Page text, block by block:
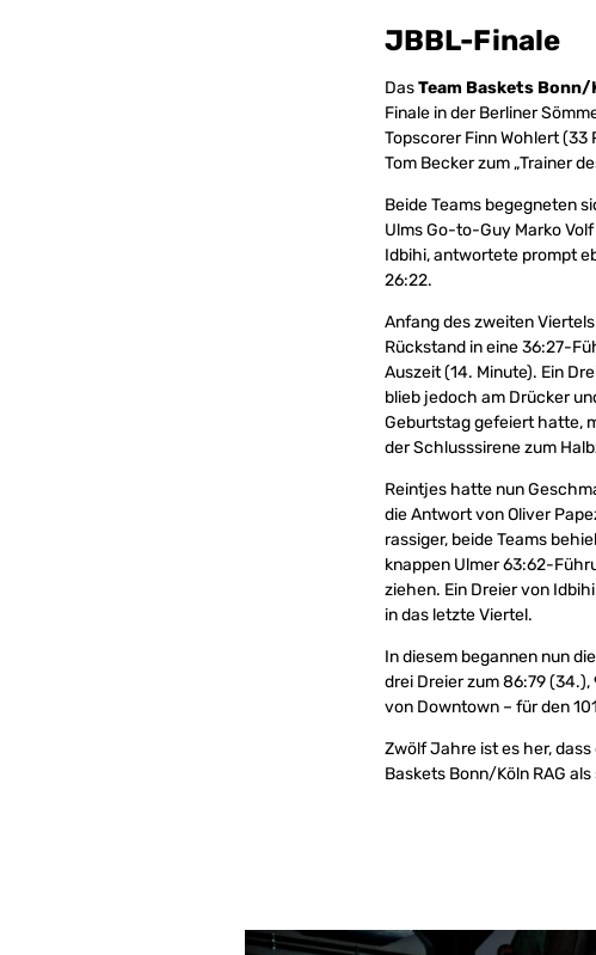
JBBL-Finale
DasTeam Baskets Bonn/
Finale in der Berliner
Topscorer Finn Wohlert (33
Tom Becker zum „Trainer
Beide Teams begegneten
Ulms Go-to-Guy Marko
Idbihi, antwortete prompt
26:22.
Anfang des zweiten
Rückstand in eine 36:27-
Auszeit (14. Minute). Ein
blieb jedoch am Drücker
Geburtstag gefeiert hatte,
der Schlusssirene zum
Reintjes hatte nun
die Antwort von Oliver
rassiger, beide Teams
knappen Ulmer 63:62-
ziehen. Ein Dreier von
in das letzte Viertel.
In diesem begannen nun
drei Dreier zum 86:79
von Downtown – für den
Zwölf Jahre ist es her,
Baskets Bonn/Köln RAG